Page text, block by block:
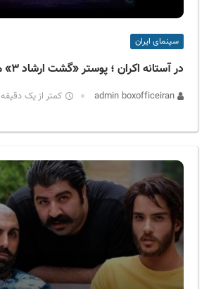
سینمای ایران
در آستانه اکران ؛ پوستر «گشت ارشاد ۳» منتشر شد
کمتر از یک دقیقه